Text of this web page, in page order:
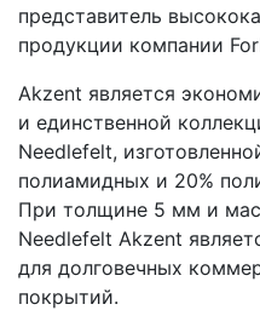
представитель
продукции компании
Akzent является
и единственной
Needlefelt,
полиамидных и 20%
При толщине 5 мм и
Needlefelt Akzent
для долговечных
покрытий.